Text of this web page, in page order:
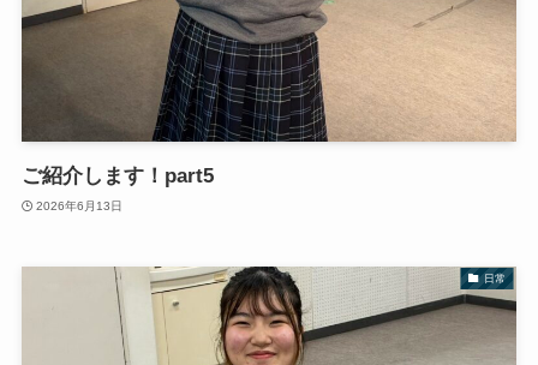
ご紹介します！part5
2026年6月13日
日常